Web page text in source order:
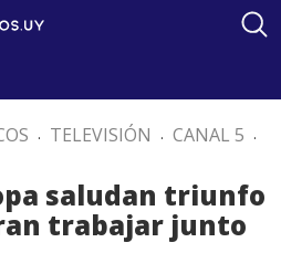
. TELEVISIÓN . CANAL 5 .
saludan triunfo
trabajar junto